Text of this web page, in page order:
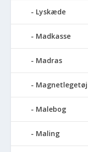
Lyskæde
Madkasse
Madras
Magnetlegetøj
Malebog
Maling